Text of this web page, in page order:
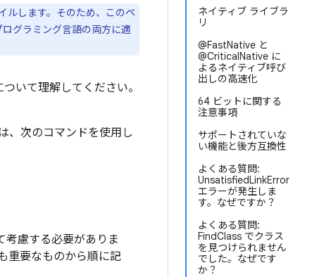
ネイティブ ライブラ
リ
@FastNative と
@CriticalNative に
よるネイティブ呼び
出しの高速化
64 ビットに関する
注意事項
サポートされていな
い機能と後方互換性
よくある質問:
UnsatisfiedLinkError
エラーが発生しま
す。なぜですか？
よくある質問:
FindClass でクラス
を見つけられません
でした。なぜです
か？
ルします。そのため、このペ
グラミング言語の両方に適
いて理解してください。
、次のコマンドを使用し
考慮する必要がありま
重要なものから順に記